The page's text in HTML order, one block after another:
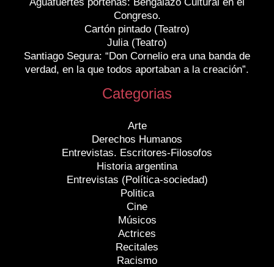
Congreso.
Cartón pintado (Teatro)
Julia (Teatro)
Santiago Segura: “Don Cornelio era una banda de
verdad, en la que todos aportaban a la creación”.
Categorias
Arte
Derechos Humanos
Entrevistas. Escritores-Filosofos
Historia argentina
Entrevistas (Política-sociedad)
Politica
Cine
Músicos
Actrices
Recitales
Racismo